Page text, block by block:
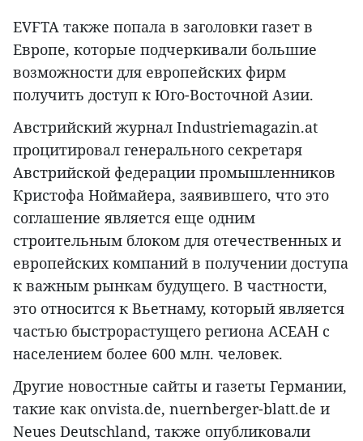
EVFTA также попала в заголовки газет в
Европе, которые подчеркивали большие
возможности для европейских фирм
получить доступ к Юго-Восточной Азии.
Австрийский журнал Industriemagazin.at
процитировал генерального секретаря
Австрийской федерации промышленников
Кристофа Ноймайера, заявившего, что это
соглашение является еще одним
строительным блоком для отечественных и
европейских компаний в получении доступа
к важным рынкам будущего. В частности,
это относится к Вьетнаму, который является
частью быстрорастущего региона АСЕАН с
населением более 600 млн. человек.
Другие новостные сайты и газеты Германии,
такие как onvista.de, nuernberger-blatt.de и
Neues Deutschland, также опубликовали